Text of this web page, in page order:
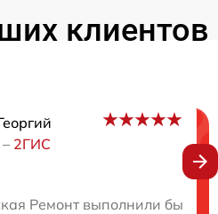
клиентов
2ГИС
Ремонт выполнили